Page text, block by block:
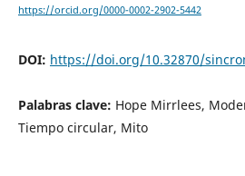
https://orcid.org/0000-0002-2902-5442
DOI: https://doi.org/10.32870/
Palabras clave: Hope Mirrlees,
Tiempo circular, Mito